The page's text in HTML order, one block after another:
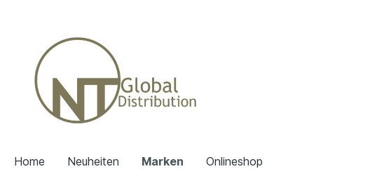
Home Neuheiten Marken Onlineshop